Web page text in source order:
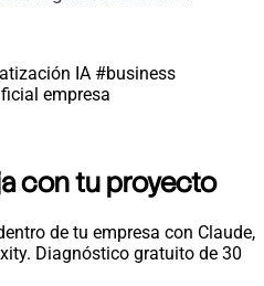
IA #business
empresa
con tu proyecto
de tu empresa con Claude,
Diagnóstico gratuito de 30